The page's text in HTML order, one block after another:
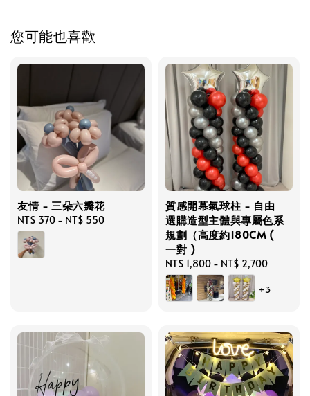
您可能也喜歡
友情 - 三朵六瓣花
Regular
price
NT$ 370 - NT$ 550
質感開幕氣球柱 - 自由
選購造型主體與專屬色系
規劃（高度約180CM (
一對 )
Regular
price
NT$ 1,800 - NT$ 2,700
+3